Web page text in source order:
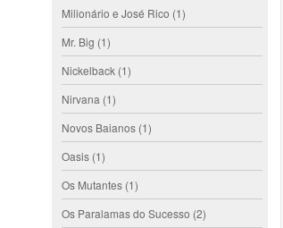
Milionário e José Rico (1)
Mr. Big (1)
Nickelback (1)
Nirvana (1)
Novos Baianos (1)
Oasis (1)
Os Mutantes (1)
Os Paralamas do Sucesso (2)